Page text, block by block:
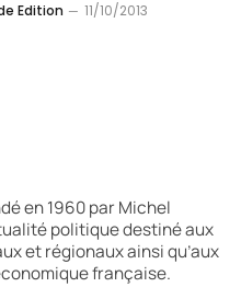
Edition 11/10/2013
en 1960 par Michel
politique destiné aux
et régionaux ainsi qu’aux
française.